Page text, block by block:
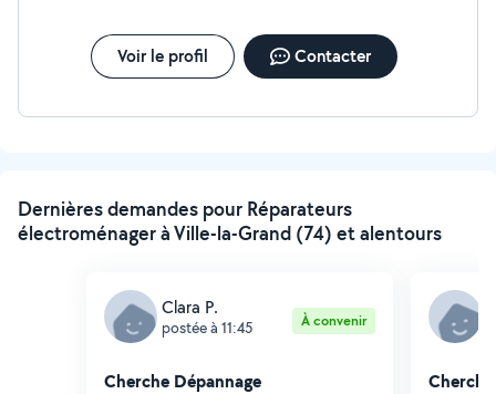
Voir le profil Contacter
Dernières demandes pour Réparateurs
électroménager à Ville-la-Grand (74) et alentours
Clara P.
postée à 11:45 À convenir
Cherche Dépannage